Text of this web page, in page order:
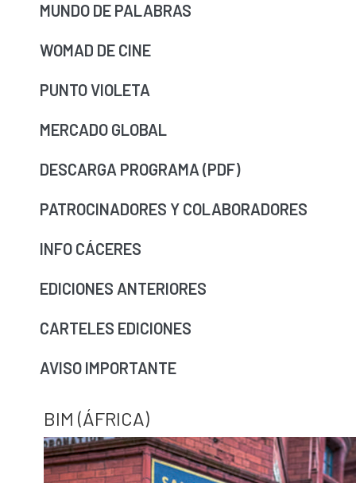
MUNDO DE PALABRAS
WOMAD DE CINE
PUNTO VIOLETA
MERCADO GLOBAL
DESCARGA PROGRAMA (PDF)
PATROCINADORES Y COLABORADORES
INFO CÁCERES
EDICIONES ANTERIORES
CARTELES EDICIONES
AVISO IMPORTANTE
BIM (ÁFRICA)